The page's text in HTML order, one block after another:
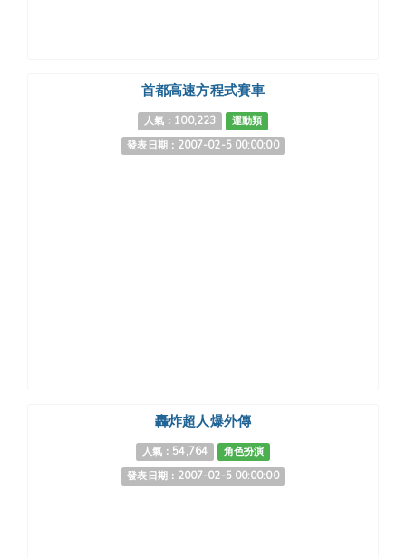
首都高速方程式賽車
人氣：100,223
運動類
發表日期：2007-02-5 00:00:00
轟炸超人爆外傳
人氣：54,764
角色扮演
發表日期：2007-02-5 00:00:00